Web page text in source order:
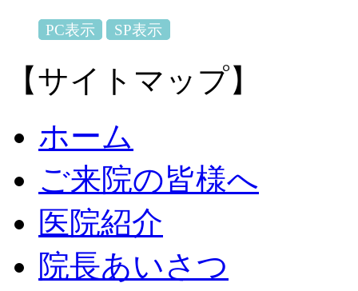
PC表示 SP表示
【サイトマップ】
ホーム
ご来院の皆様へ
医院紹介
院長あいさつ